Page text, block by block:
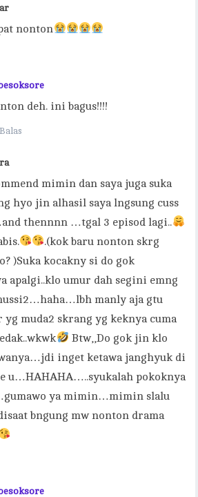
nonton
deh. ini bagus!!!!
Balas
mimin dan saya juga suka
hyo jin alhasil saya lngsung cuss
thennnn …tgal 3 episod lagi..
.(kok baru nonton skrg
)Suka kocakny si do gok
apalgi..klo umur dah segini emng
manly aja gtu
yg muda2 skrang yg keknya cuma
Btw,,Do gok jin klo
inget ketawa janghyuk di
u…HAHAHA…..syukalah pokoknya
ya mimin…mimin slalu
bngung mw nonton drama